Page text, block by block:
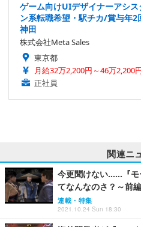
ゲーム向けUIデザイナーアシ
ン系転職希望・駅チカ/賞与年
神田
株式会社Meta Sales
東京都
月給32万2,200円～46万2,200
正社員
関連ニ
今更聞けない……『モ
てなんなのさ？～前
連載・特集
2021.10.24 Sun 18:30